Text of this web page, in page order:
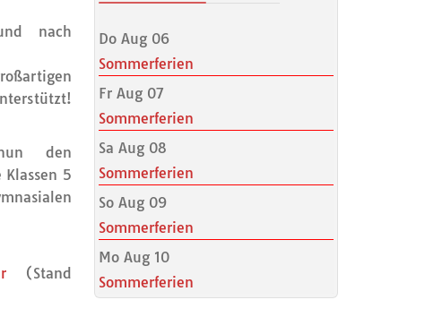
nach
den
5
(Stand
Do Aug 06
Sommerferien
Fr Aug 07
Sommerferien
Sa Aug 08
Sommerferien
So Aug 09
Sommerferien
Mo Aug 10
Sommerferien